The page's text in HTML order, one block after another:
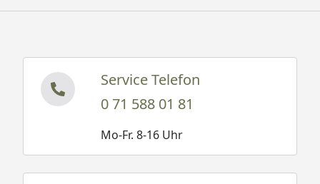
Service Telefon
0 71 588 01 81
Mo-Fr. 8-16 Uhr